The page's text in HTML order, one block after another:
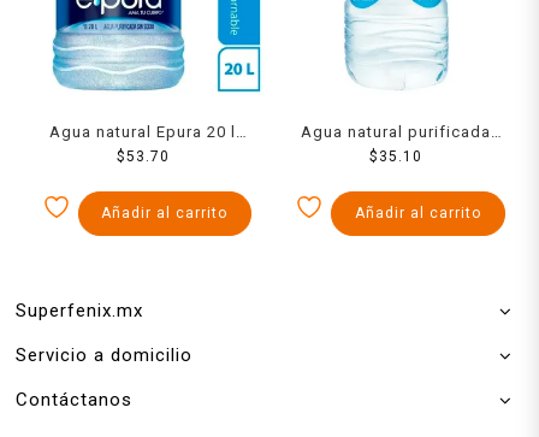
Agua natural Epura 20 l
únicamente líquido
$53.70
Añadir al carrito
Agua natural purificada
Ciel 5 l
$ 35.10
Añadir al carrito
Superfenix.mx
Servicio a domicilio
Contáctanos